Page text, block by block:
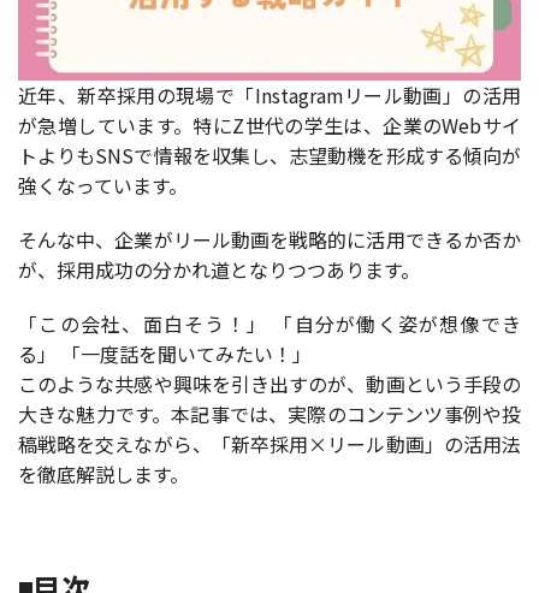
近年、新卒採用の現場で「Instagramリール動画」の活用
が急増しています。特にZ世代の学生は、企業のWebサイ
トよりもSNSで情報を収集し、志望動機を形成する傾向が
強くなっています。
そんな中、企業がリール動画を戦略的に活用できるか否か
が、採用成功の分かれ道となりつつあります。
「この会社、面白そう！」 「自分が働く姿が想像でき
る」 「一度話を聞いてみたい！」
このような共感や興味を引き出すのが、動画という手段の
大きな魅力です。本記事では、実際のコンテンツ事例や投
稿戦略を交えながら、「新卒採用×リール動画」の活用法
を徹底解説します。